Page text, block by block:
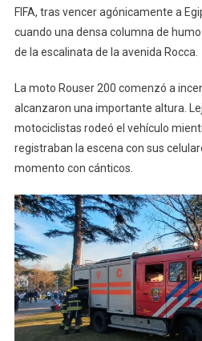
FIFA, tras vencer agónicamente a
cuando una densa columna de
de la escalinata de la avenida Rocca.
La moto Rouser 200 comenzó a
alcanzaron una importante altura.
motociclistas rodeó el vehículo
registraban la escena con sus
momento con cánticos.